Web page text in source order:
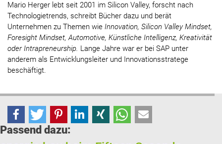
Mario Herger lebt seit 2001 im Silicon Valley, forscht nach
Technologietrends, schreibt Bücher dazu und berät
Unternehmen zu Themen wie Innovation, Silicon Valley Mindset,
Foresight Mindset, Automotive, Künstliche Intelligenz, Kreativität
oder Intrapreneurship. Lange Jahre war er bei SAP unter
anderem als Entwicklungsleiter und Innovationsstratege
beschäftigt.
Passend dazu: